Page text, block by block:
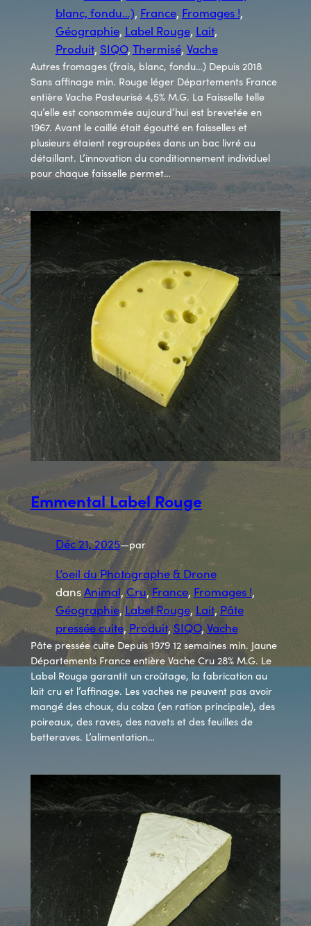
blanc, fondu…), France, Fromages !
Géographie, Label Rouge, Lait
Produit, SIQO, Thermisé, Vache
Autres fromages (frais, blanc, fondu…) Depuis 2018
Sans affinage min. Rouge léger Départements France
entière Vache Pasteurisé 4,5% M.G. La Faisselle telle
qu’elle est consommée aujourd’hui est brevetée en
1967. Avant le caillé était égoutté en faisselles et
plusieurs étaient regroupées dans un bac livré au
détaillant. L’innovation du conditionnement individuel
pour chaque faisselle permet…
Emmental Label Rouge
Déc 21, 2025—par
L’oeil du Photographe & Drone
dansAnimal, Cru, France, Fromages !
Géographie, Label Rouge, Lait, Pâte
pressée cuite, Produit, SIQO, Vache
Pâte pressée cuite Depuis 1979 12 semaines min. Jaune
Départements France entière Vache Cru 28% M.G. Le
Label Rouge garantit un croûtage, la fabrication au
lait cru et l’affinage. Les vaches ne peuvent pas avoir
mangé des choux, du colza (en ration principale), des
poireaux, des raves, des navets et des feuilles de
betteraves. L’alimentation…